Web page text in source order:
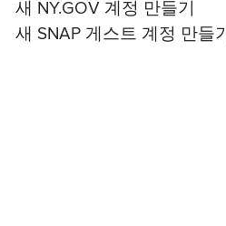
새 NY.GOV 계정 만들기
새 SNAP 게스트 계정 만들기